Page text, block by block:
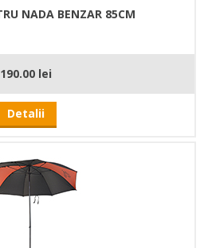
NADA BENZAR 85CM
190.00 lei
Detalii